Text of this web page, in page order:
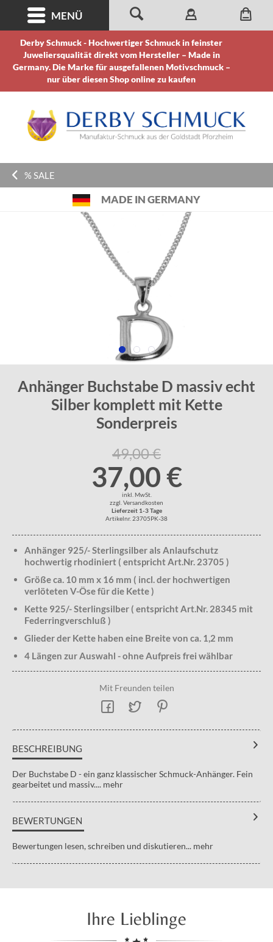
Derby Schmuck - Hochwertiger Schmuck in feinster
Juweliersqualität direkt vom Hersteller – Made in
Germany. Die Marke für ausgefallenen Motivschmuck –
nur über diesen Shop online zu kaufen
MENÜ
% SALE
MADE IN GERMANY
Anhänger Buchstabe D massiv echt
Silber komplett mit Kette
Sonderpreis
49,00 €
37,00 €
inkl. MwSt.
zzgl. Versandkosten
Lieferzeit 1-3 Tage
Artikelnr. 23705PK-38
Anhänger 925/- Sterlingsilber als Anlaufschutz
hochwertig rhodiniert ( entspricht Art.Nr. 23705 )
Größe ca. 10 mm x 16 mm ( incl. der hochwertigen
verlöteten V-Öse für die Kette )
Kette 925/- Sterlingsilber ( entspricht Art.Nr. 28345 mit
Federringverschluß )
Glieder der Kette haben eine Breite von ca. 1,2 mm
4 Längen zur Auswahl - ohne Aufpreis frei wählbar
Mit Freunden teilen
BESCHREIBUNG
Der Buchstabe D - ein ganz klassischer Schmuck-Anhänger. Fein
gearbeitet und massiv.... mehr
BEWERTUNGEN
Bewertungen lesen, schreiben und diskutieren... mehr
Ihre Lieblinge